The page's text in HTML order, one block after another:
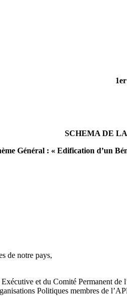
SCHEMA DE
Général : « Edification d’un
de notre pays,
et du Comité Permanent de
Politiques membres de